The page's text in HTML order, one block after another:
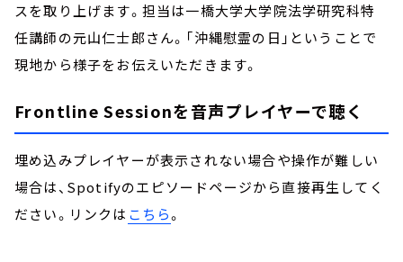
スを取り上げます。担当は一橋大学大学院法学研究科特
任講師の元山仁士郎さん。「沖縄慰霊の日」ということで
現地から様子をお伝えいただきます。
Frontline Sessionを音声プレイヤーで聴く
埋め込みプレイヤーが表示されない場合や操作が難しい
場合は、Spotifyのエピソードページから直接再生してく
ださい。リンクは こちら。